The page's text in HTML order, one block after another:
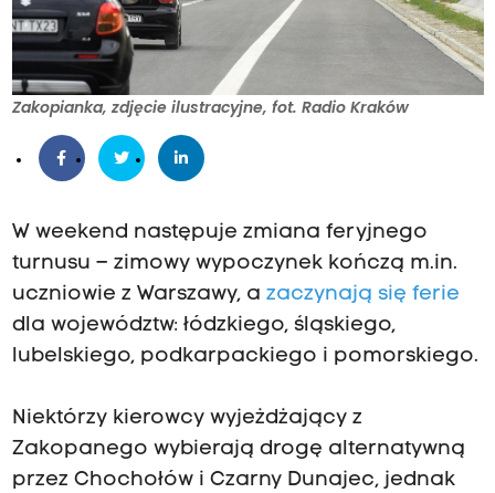
Zakopianka, zdjęcie ilustracyjne, fot. Radio Kraków
W weekend następuje zmiana feryjnego
turnusu – zimowy wypoczynek kończą m.in.
uczniowie z Warszawy, a zaczynają się ferie
dla województw: łódzkiego, śląskiego,
lubelskiego, podkarpackiego i pomorskiego.
Niektórzy kierowcy wyjeżdżający z
Zakopanego wybierają drogę alternatywną
przez Chochołów i Czarny Dunajec, jednak